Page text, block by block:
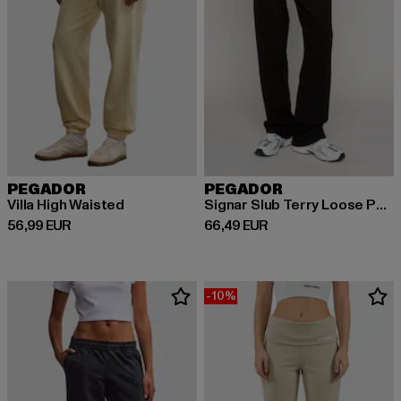
PEGADOR
Villa High Waisted
56,99 EUR
Ajankohtainen hinta: 56,99 EUR
PEGADOR
Signar Slub Terry Loose Pants
66,49 EUR
Ajankohtainen hinta: 66,49 EUR
-10%